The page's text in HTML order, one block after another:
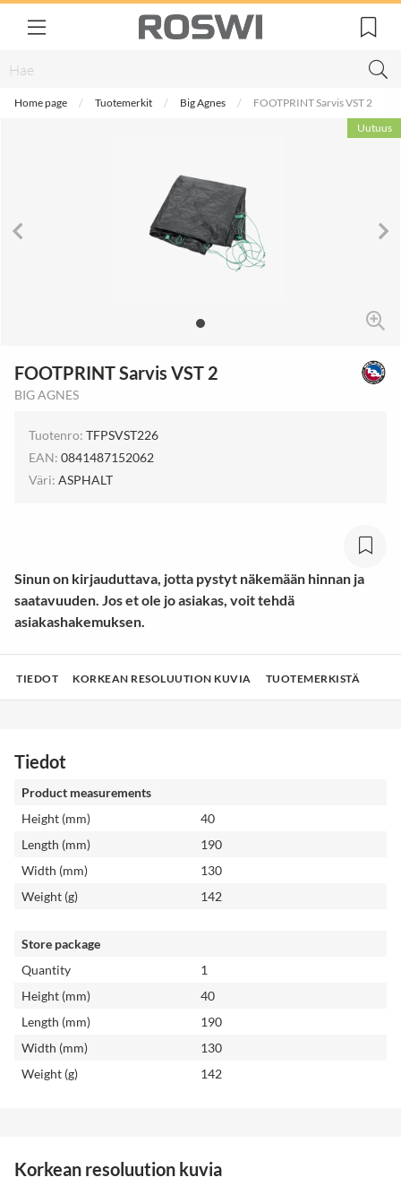
Home page Tuotemerkit Big Agnes
FOOTPRINT Sarvis VST 2
Uutuus
FOOTPRINT Sarvis VST 2
BIG AGNES
Tuotenro: TFPSVST226
EAN: 0841487152062
Väri: ASPHALT
Sinun on kirjauduttava, jotta pystyt näkemään hinnan ja
saatavuuden. Jos et ole jo asiakas, voit tehdä
asiakashakemuksen.
TIEDOT KORKEAN RESOLUUTION KUVIA TUOTEMERKISTÄ
Tiedot
Product measurements
Height (mm)
40
Length (mm)
190
Width (mm)
130
Weight (g)
142
Store package
Quantity
1
Height (mm)
40
Length (mm)
190
Width (mm)
130
Weight (g)
142
Korkean resoluution kuvia